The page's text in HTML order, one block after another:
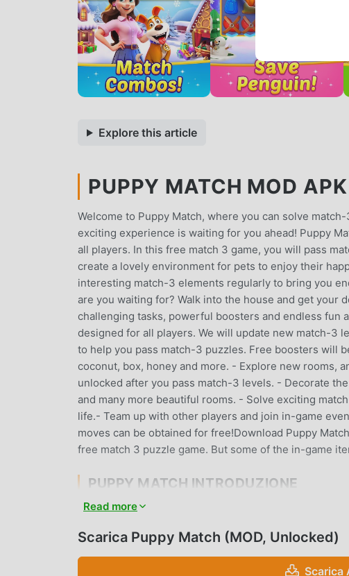
Explore this article
PUPPY MATCH MOD APK
Welcome to Puppy Match, where you can solve
exciting experience is waiting for you ahead! Puppy
all players. In this free match 3 game, you will pass
create a lovely environment for pets to enjoy their
interesting match-3 elements regularly to bring you
are you waiting for? Walk into the house and get your
challenging tasks, powerful boosters and endless fun
designed for all players. We will update new match-3
to help you pass match-3 puzzles. Free boosters will
coconut, box, honey and more. - Explore new rooms,
unlocked after you pass match-3 levels. - Decorate
and many more beautiful rooms. - Solve exciting
life.- Team up with other players and join in-game
moves can be obtained for free!Download Puppy
free match 3 puzzle game. But some of the in-game
PUPPY MATCH INTRODUZIONE
Puppy Match Essendo un gioco casual molto
mod apk al mondo, moddroid è la tua scelta migliore.
Match 1.5.7gratuitamente, ma fornisce anche
Read more
Scarica Puppy Match (MOD, Unlocked)
Scarica